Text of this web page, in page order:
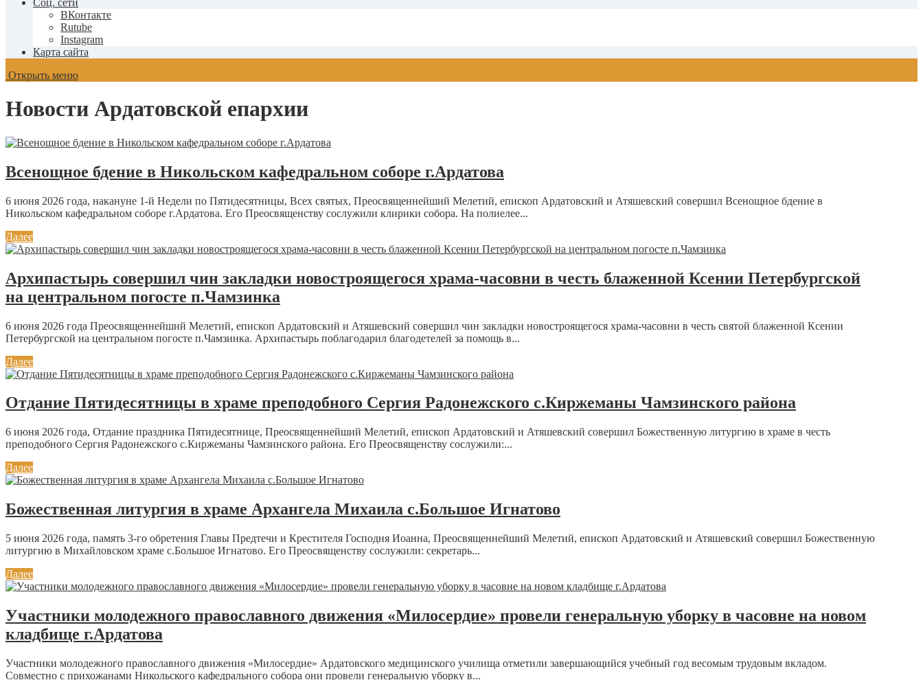
Соц. сети
ВКонтакте
Rutube
Instagram
Карта сайта
Открыть меню
Новости Ардатовской епархии
Всенощное бдение в Никольском кафедральном соборе г.Ардатова
6 июня 2026 года, накануне 1-й Недели по Пятидесятницы, Всех святых, Преосвященнейший Мелетий, епископ Ардатовский и Атяшевский совершил Всенощное бдение в
Никольском кафедральном соборе г.Ардатова. Его Преосвященству сослужили клирики собора. На полиелее...
Далее
Архипастырь совершил чин закладки новостроящегося храма-часовни в честь блаженной Ксении Петербургской
на центральном погосте п.Чамзинка
6 июня 2026 года Преосвященнейший Мелетий, епископ Ардатовский и Атяшевский совершил чин закладки новостроящегося храма-часовни в честь святой блаженной Ксении
Петербургской на центральном погосте п.Чамзинка. Архипастырь поблагодарил благодетелей за помощь в...
Далее
Отдание Пятидесятницы в храме преподобного Сергия Радонежского с.Киржеманы Чамзинского района
6 июня 2026 года, Отдание праздника Пятидесятнице, Преосвященнейший Мелетий, епископ Ардатовский и Атяшевский совершил Божественную литургию в храме в честь
преподобного Сергия Радонежского с.Киржеманы Чамзинского района. Его Преосвященству сослужили:...
Далее
Божественная литургия в храме Архангела Михаила с.Большое Игнатово
5 июня 2026 года, память 3-го обретения Главы Предтечи и Крестителя Господня Иоанна, Преосвященнейший Мелетий, епископ Ардатовский и Атяшевский совершил Божественную
литургию в Михайловском храме с.Большое Игнатово. Его Преосвященству сослужили: секретарь...
Далее
Участники молодежного православного движения «Милосердие» провели генеральную уборку в часовне на новом
кладбище г.Ардатова
Участники молодежного православного движения «Милосердие» Ардатовского медицинского училища отметили завершающийся учебный год весомым трудовым вкладом.
Совместно с прихожанами Никольского кафедрального собора они провели генеральную уборку в...